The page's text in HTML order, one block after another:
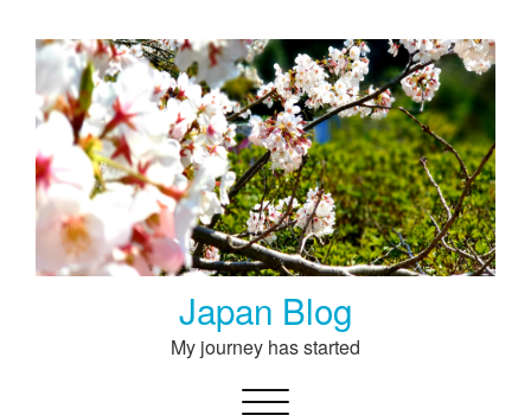
content
Japan Blog
My journey has started
Toggle navigation